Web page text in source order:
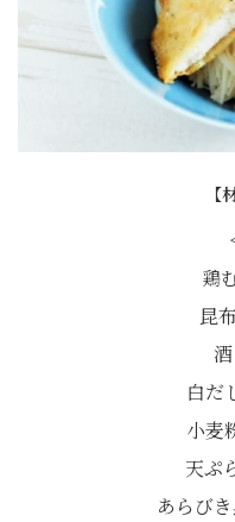
鶏
昆
白だ
小麦
天ぷ
あらび